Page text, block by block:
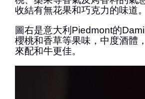
收結有無花果和巧克力的味道。
圖右是意大利Piedmont的
櫻桃和香草等果味，中度酒體
來配和牛更佳。